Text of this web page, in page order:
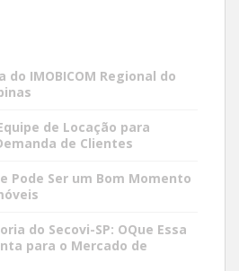
IMOBICOM Regional do
de Locação para
de Clientes
Pode Ser um Bom Momento
do Secovi-SP: OQue Essa
para o Mercado de